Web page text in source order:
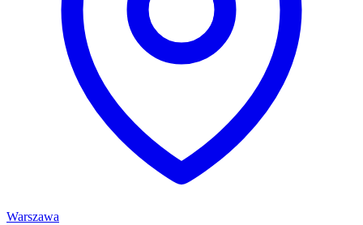
Warszawa